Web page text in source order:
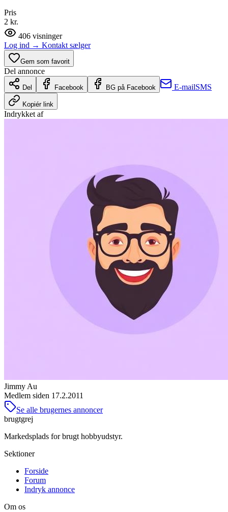
Pris
2 kr.
406 visninger
Log ind → Kontakt sælger
Gem som favorit
Del annonce
Del Facebook BG på Facebook E-mailSMS
Kopiér link
Indrykket af
Jimmy Au
Medlem siden 17.2.2011
Se alle brugernes annoncer
brugtgrej
Markedsplads for brugt hobbyudstyr.
Sektioner
Forside
Forum
Indryk annonce
Om os